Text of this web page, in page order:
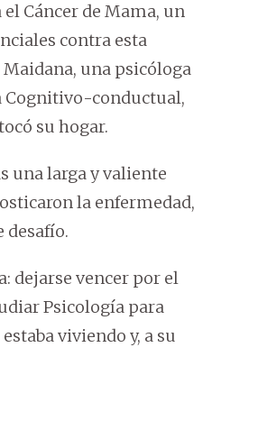
Cáncer de Mama, un
contra esta
una psicóloga
Cognitivo-conductual,
su hogar.
una larga y valiente
la enfermedad,
desafío.
dejarse vencer por el
Psicología para
viviendo y, a su